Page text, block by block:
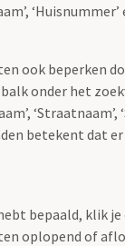
‘Huisnummer’
ook beperken
onder het
‘Straatnaam’,
betekent dat
bepaald, klik je
oplopend of